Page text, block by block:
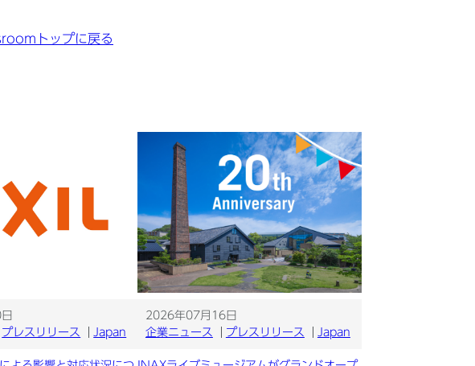
トップに戻る
プレスリリース Japan
2026年07月16日
企業ニュース
プレスリリース Japan